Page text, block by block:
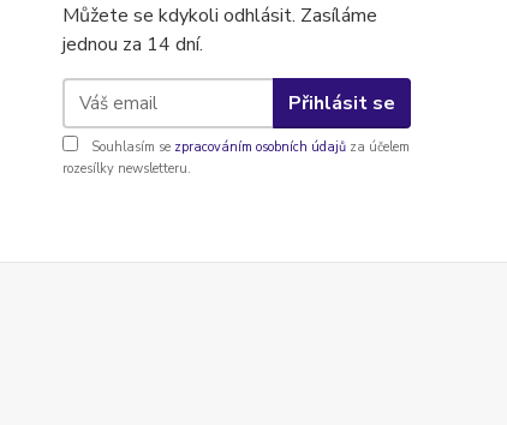
Můžete se kdykoli odhlásit. Zasíláme
jednou za 14 dní.
Přihlásit se
Souhlasím se zpracováním osobních údajů za účelem
rozesílky newsletteru.